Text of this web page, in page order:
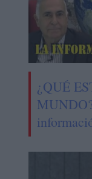
¿QUÉ